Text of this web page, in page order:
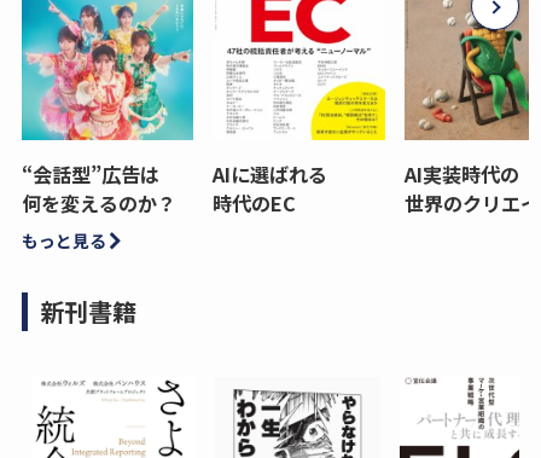
“会話型”広告は
何を変えるのか？
AIに選ばれる
時代のEC
AI実装時代の
世界のクリエ
もっと見る
新刊書籍